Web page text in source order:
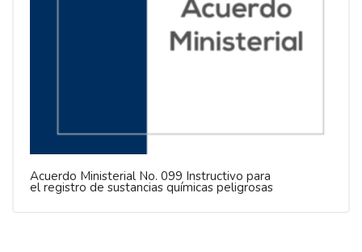
Acuerdo Ministerial No. 099 Instructivo para
el registro de sustancias químicas peligrosas